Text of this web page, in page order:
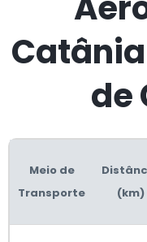
de
Meio de
Transporte
(km)